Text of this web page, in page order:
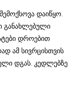
დაიწყო.
განახლებული
დროებით
ამ სივრცისთვის
დგას. კედლებზე